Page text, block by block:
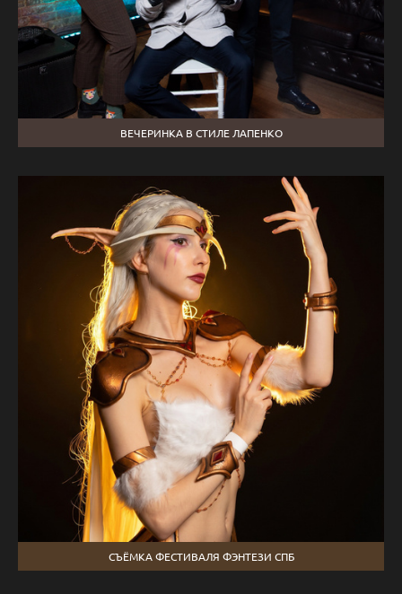
ВЕЧЕРИНКА В СТИЛЕ ЛАПЕНКО
СЪЁМКА ФЕСТИВАЛЯ ФЭНТЕЗИ СПБ